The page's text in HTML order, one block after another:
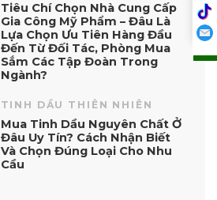
Tiêu Chí Chọn Nhà Cung Cấp
Gia Công Mỹ Phẩm – Đâu Là
Lựa Chọn Ưu Tiên Hàng Đầu
Đến Từ Đối Tác, Phòng Mua
Sắm Các Tập Đoàn Trong
Ngành?
TINH DẦU THIÊN NHIÊN
Mua Tinh Dầu Nguyên Chất Ở
Đâu Uy Tín? Cách Nhận Biết
Và Chọn Đúng Loại Cho Nhu
Cầu